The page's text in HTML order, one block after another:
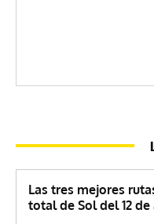
Las tres mejores
total de Sol del 12